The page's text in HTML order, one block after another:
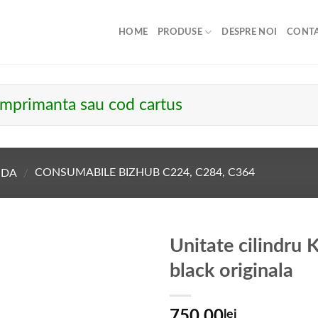
HOME PRODUSE DESPRE NOI
/ CONSUMABILE BIZHUB C224, C284, C364
Unitate cilindru
black originala
lei